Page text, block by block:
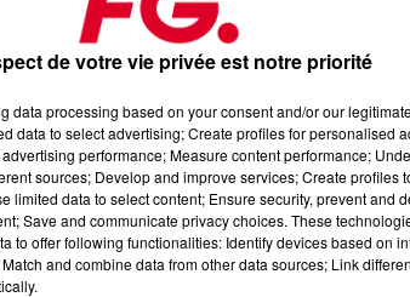
une activité de loisirs en France. Plus
: saut en parachute, saut à
flyboard, randonnée, cours de surf
soit réserver une date précise soit
de votre vie privée est notre priorité
data processing based on your consent and/or our
data to select advertising; Create profiles for personalised
performance; Measure content performance;
sources; Develop and improve services; Create profiles
limited data to select content; Ensure security, prevent and
Save and communicate privacy choices. These
to offer following functionalities: Identify devices based on
and combine data from other data sources; Link